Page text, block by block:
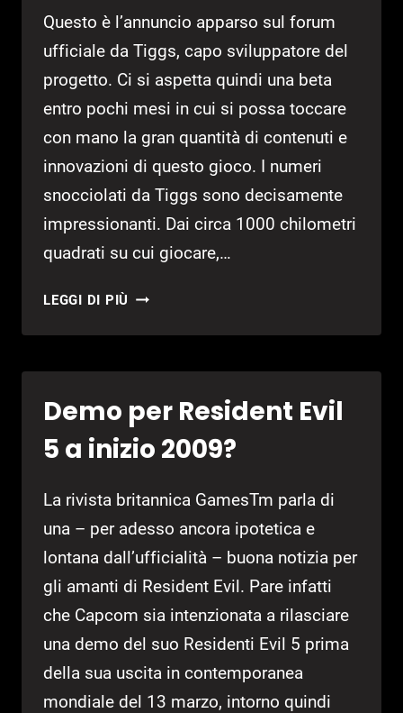
Questo è l’annuncio apparso sul forum
ufficiale da Tiggs, capo sviluppatore del
progetto. Ci si aspetta quindi una beta
entro pochi mesi in cui si possa toccare
con mano la gran quantità di contenuti e
innovazioni di questo gioco. I numeri
snocciolati da Tiggs sono decisamente
impressionanti. Dai circa 1000 chilometri
quadrati su cui giocare,…
LEGGI DI PIÙ FALLEN
È
Demo per Resident Evil
5 a inizio 2009?
La rivista britannica GamesTm parla di
una – per adesso ancora ipotetica e
lontana dall’ufficialità – buona notizia per
gli amanti di Resident Evil. Pare infatti
che Capcom sia intenzionata a rilasciare
una demo del suo Residenti Evil 5 prima
della sua uscita in contemporanea
mondiale del 13 marzo, intorno quindi